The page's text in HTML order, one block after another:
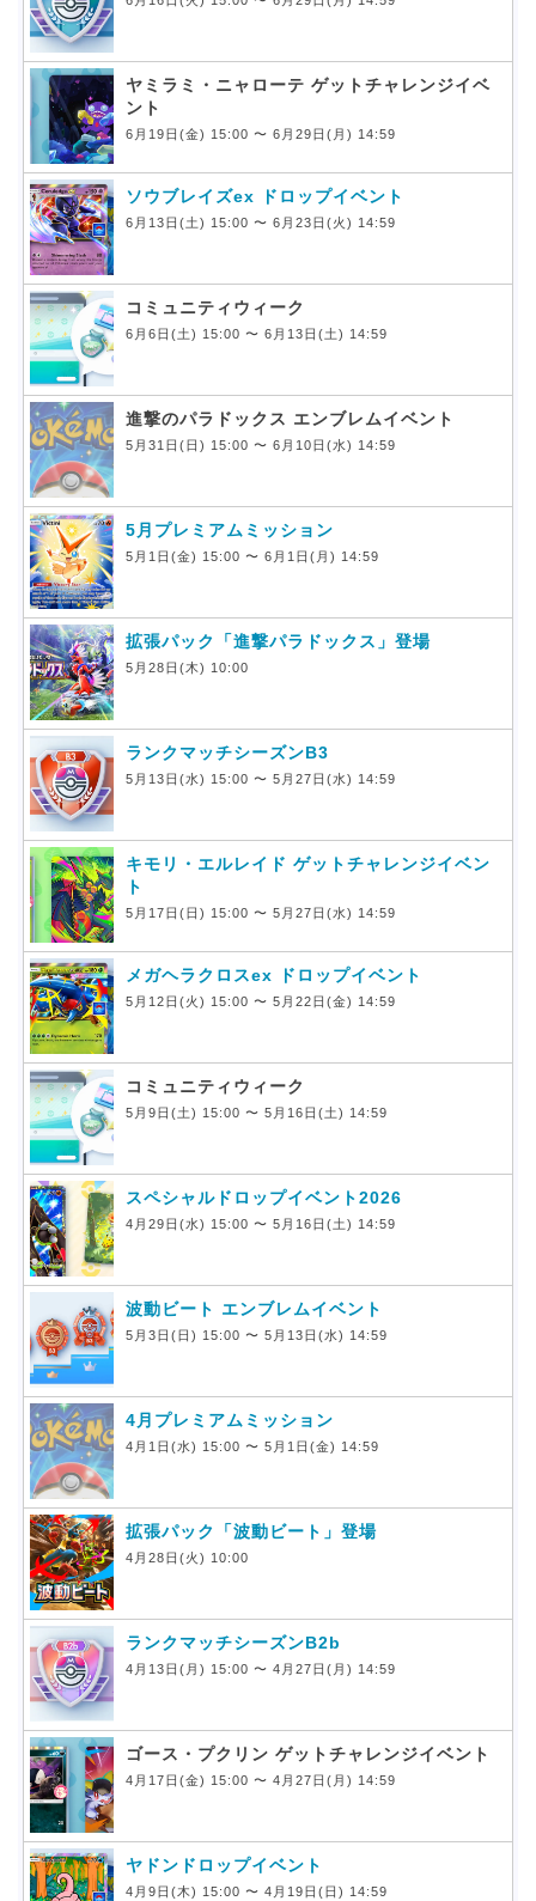
ヤミラミ・ニャローテ ゲットチャレンジイベ
ント
6月19日(金) 15:00 〜 6月29日(月) 14:59
ソウブレイズex ドロップイベント
6月13日(土) 15:00 〜 6月23日(火) 14:59
コミュニティウィーク
6月6日(土) 15:00 〜 6月13日(土) 14:59
進撃のパラドックス エンブレムイベント
5月31日(日) 15:00 〜 6月10日(水) 14:59
5月プレミアムミッション
5月1日(金) 15:00 〜 6月1日(月) 14:59
拡張パック「進撃パラドックス」登場
5月28日(木) 10:00
ランクマッチシーズンB3
5月13日(水) 15:00 〜 5月27日(水) 14:59
キモリ・エルレイド ゲットチャレンジイベン
ト
5月17日(日) 15:00 〜 5月27日(水) 14:59
メガヘラクロスex ドロップイベント
5月12日(火) 15:00 〜 5月22日(金) 14:59
コミュニティウィーク
5月9日(土) 15:00 〜 5月16日(土) 14:59
スペシャルドロップイベント2026
4月29日(水) 15:00 〜 5月16日(土) 14:59
波動ビート エンブレムイベント
5月3日(日) 15:00 〜 5月13日(水) 14:59
4月プレミアムミッション
4月1日(水) 15:00 〜 5月1日(金) 14:59
拡張パック「波動ビート」登場
4月28日(火) 10:00
ランクマッチシーズンB2b
4月13日(月) 15:00 〜 4月27日(月) 14:59
ゴース・プクリン ゲットチャレンジイベント
4月17日(金) 15:00 〜 4月27日(月) 14:59
ヤドンドロップイベント
4月9日(木) 15:00 〜 4月19日(日) 14:59